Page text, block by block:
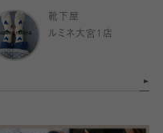
靴下屋
ルミネ大宮1店